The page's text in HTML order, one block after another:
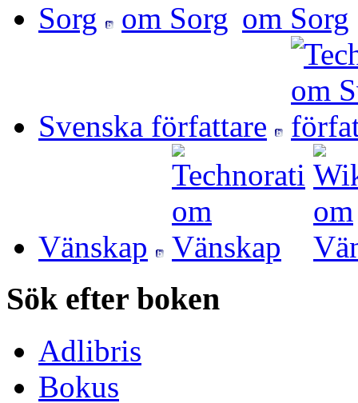
Sorg
Svenska författare
Vänskap
Sök efter boken
Adlibris
Bokus